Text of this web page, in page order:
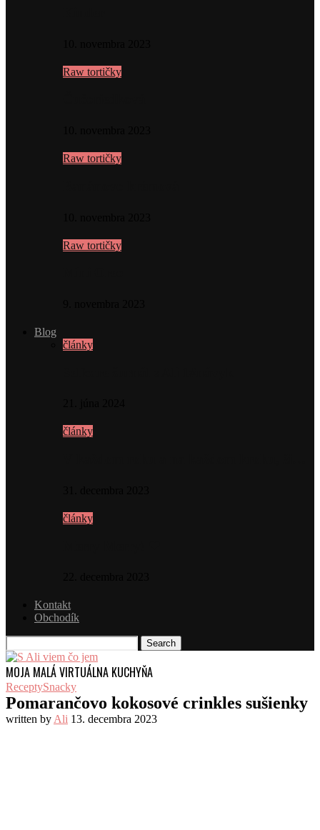
Raw tortičky
Raw tortičky
Raw tortičky
Blog
články
články
články
Kontakt
Obchodík
Search
MOJA MALÁ VIRTUÁLNA KUCHYŇA
ReceptySnacky
Pomarančovo kokosové crinkles sušienky
written by Ali 13. decembra 2023